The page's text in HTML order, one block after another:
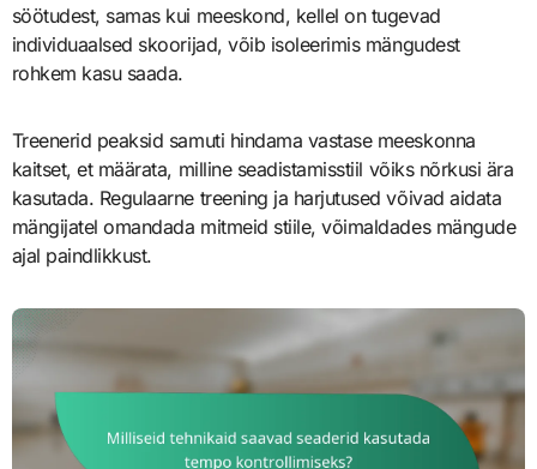
söötudest, samas kui meeskond, kellel on tugevad
individuaalsed skoorijad, võib isoleerimis mängudest
rohkem kasu saada.
Treenerid peaksid samuti hindama vastase meeskonna
kaitset, et määrata, milline seadistamisstiil võiks nõrkusi ära
kasutada. Regulaarne treening ja harjutused võivad aidata
mängijatel omandada mitmeid stiile, võimaldades mängude
ajal paindlikkust.